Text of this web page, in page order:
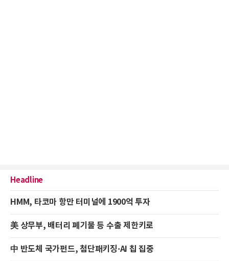
Headline
HMM, 타코마 항만 터미널에 1900억 투자
美 상무부, 배터리 폐기물 등 수출 제한키로
中 반도체 국가펀드, 첨단패키징·AI 칩 집중